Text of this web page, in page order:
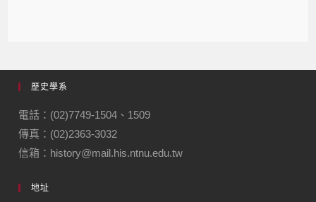
歷史學系
電話：(02)7749-1504、1509
傳真：(02)2363-3032
信箱：history@mail.his.ntnu.edu.tw
地址